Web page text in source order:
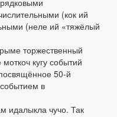
(кок ий
(неле ий «тяжёлый
торжественный
кугу событий
50-й
в
идалыкла чучо. Так